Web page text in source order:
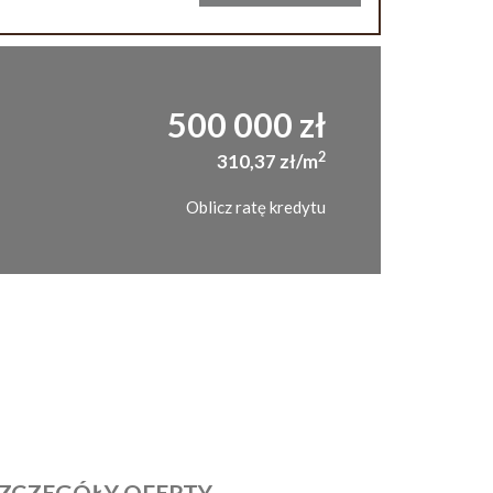
500 000 zł
310,37 zł/m2
Oblicz ratę kredytu